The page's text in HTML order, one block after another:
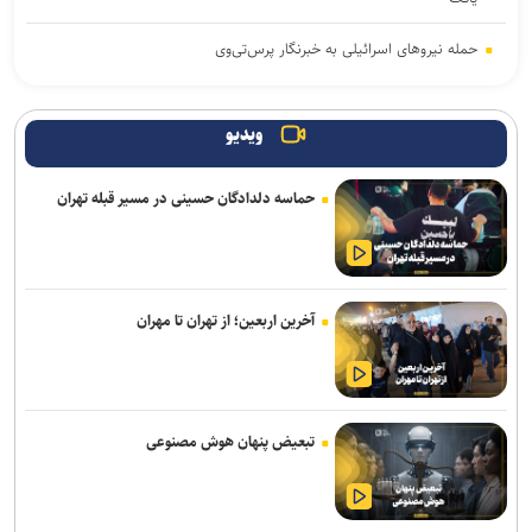
حمله نیروهای اسرائیلی به خبرنگار پرس‌تی‌وی
پنتاگون با افشای کمبود تسلیحات نشست برگزار می‌کند
انفجار در حومه دمشق چند کشته و زخمی برجا گذاشت
برگزاری مجمع آژانس انرژی اتمی اوایل شهریور در آمریکا
یمن: نقشه عربستان برای حمله به صنعاء را در نطفه خفه کردیم
پیام هشدار مقاومت یمن به ریاض
قدردانی از حضور حماسی ملت مبعوث شده در راهپیمایی اربعین
حاج‌علی‌اکبری: تحرکات سازمان‌یافته‌ای برای ترویج برهنگی انجام می‌شود
ترامپ با تهدید افشاگران، بحران مهمات آمریکا را انکار کرد
ویدیو
حماسه دلدادگان حسینی در مسیر قبله تهران
آخرین اربعین؛ از تهران تا مهران
تبعیض پنهان هوش مصنوعی